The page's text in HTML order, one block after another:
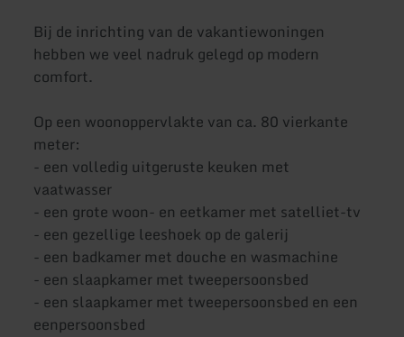
Bij de inrichting van de vakantiewoningen
hebben we veel nadruk gelegd op modern
comfort.
Op een woonoppervlakte van ca. 80 vierkante
meter:
- een volledig uitgeruste keuken met
vaatwasser
- een grote woon- en eetkamer met satelliet-tv
- een gezellige leeshoek op de galerij
- een badkamer met douche en wasmachine
- een slaapkamer met tweepersoonsbed
- een slaapkamer met tweepersoonsbed en een
eenpersoonsbed